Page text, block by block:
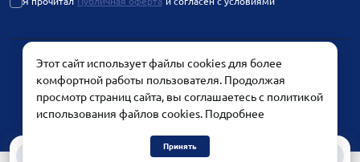
0
PLATINUM by Chetvertinovskaya Liubov © 2026
Этот сайт использует файлы cookies для более
комфортной работы пользователя. Продолжая
просмотр страниц сайта, вы соглашаетесь с политикой
использования файлов cookies. Подробнее
Принять